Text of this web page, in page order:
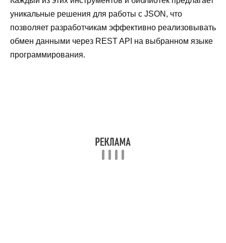
уникальные решения для работы с JSON, что
позволяет разработчикам эффективно реализовывать
обмен данными через REST API на выбранном языке
программирования.